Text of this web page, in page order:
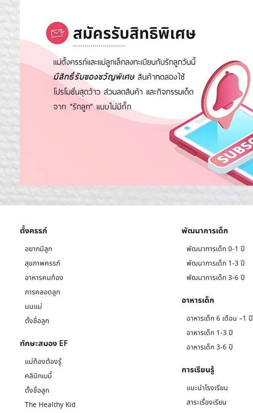
ตั้งครรภ์
อยากมีลูก
สุขภาพครรภ์
อาหารคนท้อง
การคลอดลูก
นมแม่
ตั้งชื่อลูก
ทักษะสมอง EF
แม่ท้องต้องรู้
คลินิกเบบี้
ตั้งชื่อลูก
The Healthy Kid
พัฒนาการเด็ก
พัฒนาการเด็ก 0-1 ปี
พัฒนาการเด็ก 1-3 ปี
พัฒนาการเด็ก 3-6 ปี
อาหารเด็ก
อาหารเด็ก 6 เดือน –1 ปี
อาหารเด็ก 1-3 ปี
อาหารเด็ก 3-6 ปี
การเรียนรู้
แนะนำโรงเรียน
สาระเรื่องเรียน